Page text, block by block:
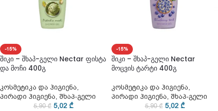
-15%
შიკი – შხაპ-გელი Nectar ფისტა
და მოჩი 400გ
კოსმეტიკა და ჰიგიენა,
პირადი ჰიგიენა, შხაპ-გელი
5,90₾ 5,02 ₾
-15%
შიკი – შხაპ-გელი Nectar
მოცვის ტარტი 400გ
კოსმეტიკა და ჰიგიენა,
პირადი ჰიგიენა, შხაპ-გელი
5,90₾ 5,02 ₾